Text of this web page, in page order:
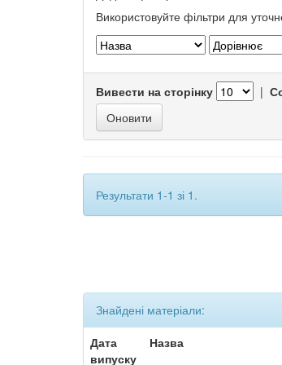
Використовуйте фільтри для
Вивести на сторінку |
Результати 1-1 зі 1.
Знайдені матеріали:
Дата
випуску
Назва